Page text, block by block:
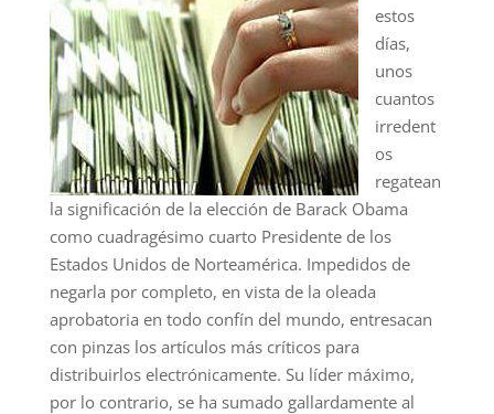
estos
días,
unos
cuantos
irredent
os
regatean
la significación de la elección de Barack Obama
como cuadragésimo cuarto Presidente de los
Estados Unidos de Norteamérica. Impedidos de
negarla por completo, en vista de la oleada
aprobatoria en todo confín del mundo, entresacan
con pinzas los artículos más críticos para
distribuirlos electrónicamente. Su líder máximo,
por lo contrario, se ha sumado gallardamente al